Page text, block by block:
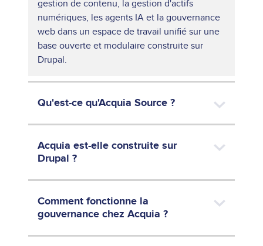
gestion de contenu, la gestion d'actifs
numériques, les agents IA et la gouvernance
web dans un espace de travail unifié sur une
base ouverte et modulaire construite sur
Drupal.
Qu'est-ce qu'Acquia Source ?
Acquia est-elle construite sur
Drupal ?
Comment fonctionne la
gouvernance chez Acquia ?